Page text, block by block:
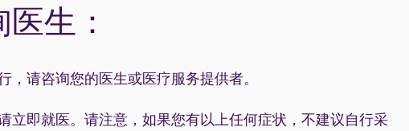
生：
请咨询您的医生或医疗服务提供者。
立即就医。请注意，如果您有以上任何症状，不建议自行采